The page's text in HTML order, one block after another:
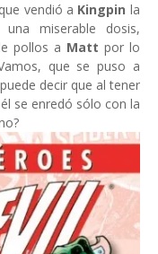
vendió a Kingpin la
una miserable dosis,
pollos a Matt por lo
que se puso a
decir que al tener
se enredó sólo con la